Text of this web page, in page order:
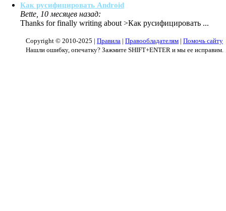
Как русифицировать Android
Bette, 10 месяцев назад:
Thanks for finally writing about >Как русифицировать ...
Copyright © 2010-2025 | Правила | Правообладателям | Помочь сайту
Нашли ошибку, опечатку? Зажмите SHIFT+ENTER и мы ее исправим.